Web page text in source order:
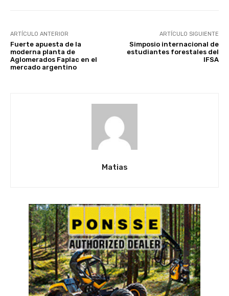
ARTÍCULO ANTERIOR
Fuerte apuesta de la
moderna planta de
Aglomerados Faplac en el
mercado argentino
ARTÍCULO SIGUIENTE
Simposio internacional de
estudiantes forestales del
IFSA
Matias